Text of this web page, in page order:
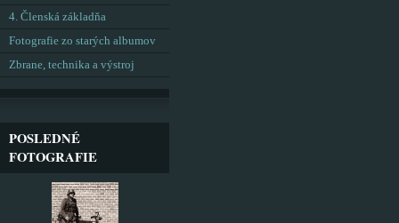
4. Členská základňa
Fotografie zo starých albumov
Zbrane, technika a výstroj
POSLEDNÉ
FOTOGRAFIE